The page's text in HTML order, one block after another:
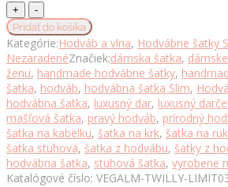
Stuhová
hodvábna
šatka,
LIMITED_030,
Ručná
výroba
na
Slovensku
množstvo
Pridať do košíka
Kategórie:Hodváb a vlna, Hodvábne šatky
NezaradenéZnačiek:dámska šatka,
ženu, handmade hodvábne šatky,
šatka, hodváb, hodvábna šatka Slim,
hodvábna šatka, luxusný dar, luxusný
mašľová šatka, pravý hodváb, prírodný
šatka na kabelku, šatka na krk, šatka na
šatka stuhová, šatka z hodvábu, šatky z
hodvábna šatka, stuhová šatka, vyrobene
Katalógové číslo: VEGALM-TWILLY-